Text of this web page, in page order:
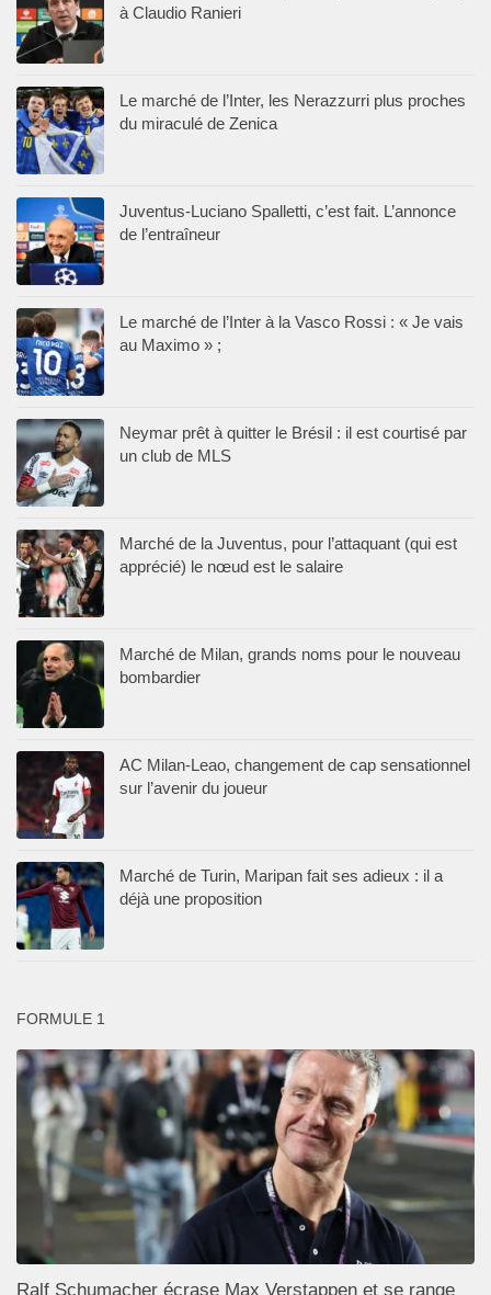
à Claudio Ranieri
Le marché de l’Inter, les Nerazzurri plus proches
du miraculé de Zenica
Juventus-Luciano Spalletti, c’est fait. L’annonce
de l’entraîneur
Le marché de l’Inter à la Vasco Rossi : « Je vais
au Maximo » ;
Neymar prêt à quitter le Brésil : il est courtisé par
un club de MLS
Marché de la Juventus, pour l’attaquant (qui est
apprécié) le nœud est le salaire
Marché de Milan, grands noms pour le nouveau
bombardier
AC Milan-Leao, changement de cap sensationnel
sur l’avenir du joueur
Marché de Turin, Maripan fait ses adieux : il a
déjà une proposition
FORMULE 1
Ralf Schumacher écrase Max Verstappen et se range